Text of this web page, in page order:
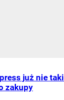
już nie
zakupy